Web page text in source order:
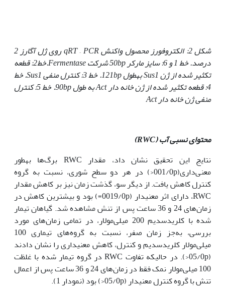
شکل2: الکتروفورز محصول واکنشqRT – PCR
روی ژل آگارز 2
درصد. خط 1 و 6: سایز مارکر
50bpشرکتFermentase
.خط2: قطعه
تکثیر شده از ژنSus1به‏طول121bp. خط 3: کنترل منفی Sus1. خط
4: قطعه تکثیر شده از ژن خانه دار
Actبه طول90bp
. خط 5: کنترل
منفی ژن خانه دارAct
محتوای نسبی آب (RWC
)
نتایج این تحقیق نشان داد، مقدار RWC برگ‌ها به‏طور
معنی‌داری(001/0p<) در هر دو سطح شوری، نسبت به گروه
کنترل کاهش یافت. از دیگر سو، گذشت زمان نیز بر کاهش مقدار
RWC، دارای اثر معنی‏دار (0019/0p=) بود و بیشترین کاهش در
زمان‌های 24 و 36 ساعت پس از تنش مشاهده شد. گیاهان تیمار
شده با کلریدسدیم 200 میلی‌مولار، در تمامی زمان‌های مورد
بررسی، به‌جز زمان صفر، نسبت به گروه‌های تیماری 100
میلی‌مولار کلریدسدیم و کنترل، کاهش معنی‏داری را نشان دادند
(05/0p<). در حالی‏که تفاوت RWC در گروه تیمار شده با غلظت
100 میلی‌مولار نمک فقط در زمان‌های 24 و 36 ساعت پس از اعمال
تنش با گروه کنترل معنی‏دار (05/0p<) بود (نمودار 1).